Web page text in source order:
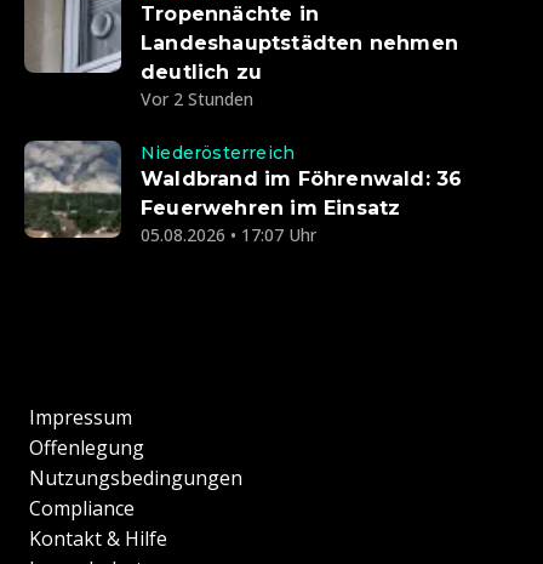
Tropennächte in
Landeshauptstädten nehmen
deutlich zu
Vor 2 Stunden
Niederösterreich
Waldbrand im Föhrenwald: 36
Feuerwehren im Einsatz
05.08.2026 • 17:07 Uhr
Impressum
Offenlegung
Nutzungsbedingungen
Compliance
Kontakt & Hilfe